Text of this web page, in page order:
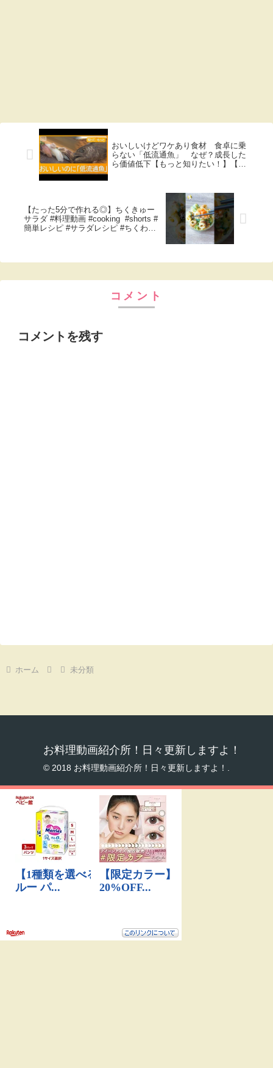
おいしいけどワケあり食材 食卓に乗
らない「低流通魚」 なぜ？成長した
ら価値低下【もっと知りたい！】【グ
【たった5分で作れる◎】ちくきゅー
サラダ #料理動画 #cooking #shorts #
簡単レシピ #サラダレシピ #ちくわレ
コメント
コメントを残す
ホーム 未分類
お料理動画紹介所！日々更新しますよ！
© 2018 お料理動画紹介所！日々更新しますよ！.